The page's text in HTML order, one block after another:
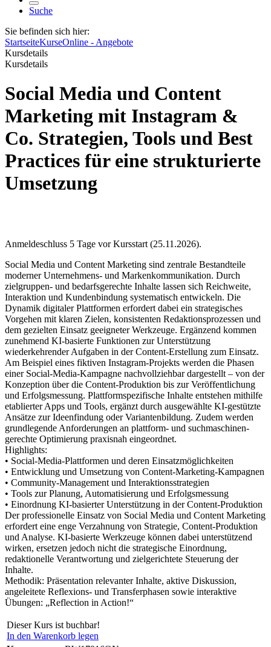
Suche
Sie befinden sich hier:
StartseiteKurseOnline - Angebote
Kursdetails
Kursdetails
Social Media und Content
Marketing mit Instagram &
Co. Strategien, Tools und Best
Practices für eine strukturierte
Umsetzung
Anmeldeschluss 5 Tage vor Kursstart (25.11.2026).
Social Media und Content Marketing sind zentrale Bestandteile
moderner Unternehmens‑ und Markenkommunikation. Durch
zielgruppen- und bedarfsgerechte Inhalte lassen sich Reichweite,
Interaktion und Kundenbindung systematisch entwickeln. Die
Dynamik digitaler Plattformen erfordert dabei ein strategisches
Vorgehen mit klaren Zielen, konsistenten Redaktionsprozessen und
dem gezielten Einsatz geeigneter Werkzeuge. Ergänzend kommen
zunehmend KI‑basierte Funktionen zur Unterstützung
wiederkehrender Aufgaben in der Content‑Erstellung zum Einsatz.
Am Beispiel eines fiktiven Instagram‑Projekts werden die Phasen
einer Social‑Media‑Kampagne nachvollziehbar dargestellt – von der
Konzeption über die Content‑Produktion bis zur Veröffentlichung
und Erfolgsmessung. Plattformspezifische Inhalte entstehen mithilfe
etablierter Apps und Tools, ergänzt durch ausgewählte KI‑gestützte
Ansätze zur Ideenfindung oder Variantenbildung. Zudem werden
grundlegende Anforderungen an plattform- und suchmaschinen­
gerechte Optimierung praxisnah eingeordnet.
Highlights:
• Social‑Media‑Plattformen und deren Einsatzmöglichkeiten
• Entwicklung und Umsetzung von Content‑Marketing‑Kampagnen
• Community‑Management und Interaktionsstrategien
• Tools zur Planung, Automatisierung und Erfolgsmessung
• Einordnung KI‑basierter Unterstützung in der Content‑Produktion
Der professionelle Einsatz von Social Media und Content Marketing
erfordert eine enge Verzahnung von Strategie, Content‑Produktion
und Analyse. KI‑basierte Werkzeuge können dabei unterstützend
wirken, ersetzen jedoch nicht die strategische Einordnung,
redaktionelle Verantwortung und zielgerichtete Steuerung der
Inhalte.
Methodik: Präsentation relevanter Inhalte, aktive Diskussion,
angeleitete Reflexions- und Transferphasen sowie interaktive
Übungen: „Reflection in Action!“
Dieser Kurs ist buchbar!
In den Warenkorb legen